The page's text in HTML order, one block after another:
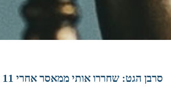
סרבן הגט: שחררו אותי ממאסר אחרי 11 שנה